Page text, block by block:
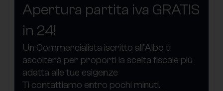
Apertura partita iva GRATIS
in 24!
Un Commercialista iscritto all’Albo ti
ascolterà per proporti la scelta fiscale più
adatta alle tue esigenze
Ti contattiamo entro pochi minuti.